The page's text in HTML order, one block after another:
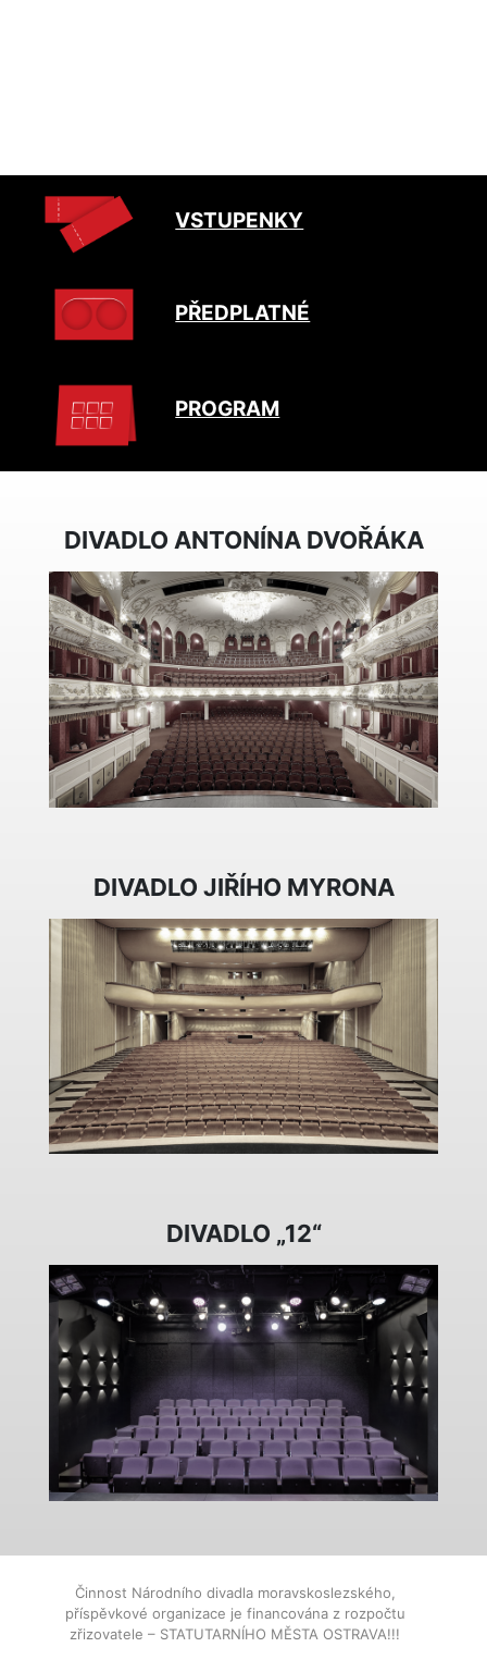
VSTUPENKY
PŘEDPLATNÉ
PROGRAM
DIVADLO ANTONÍNA DVOŘÁKA
DIVADLO JIŘÍHO MYRONA
DIVADLO „12“
Činnost Národního divadla moravskoslezského,
příspěvkové organizace je financována z rozpočtu
zřizovatele – STATUTARNÍHO MĚSTA OSTRAVA!!!